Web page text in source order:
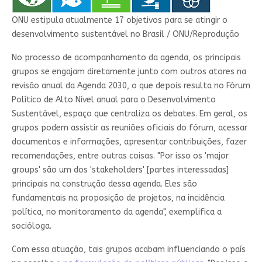
ONU estipula atualmente 17 objetivos para se atingir o
desenvolvimento sustentável no Brasil / ONU/Reprodução
No processo de acompanhamento da agenda, os principais
grupos se engajam diretamente junto com outros atores na
revisão anual da Agenda 2030, o que depois resulta no Fórum
Político de Alto Nível anual para o Desenvolvimento
Sustentável, espaço que centraliza os debates. Em geral, os
grupos podem assistir as reuniões oficiais do fórum, acessar
documentos e informações, apresentar contribuições, fazer
recomendações, entre outras coisas. "Por isso os 'major
groups' são um dos 'stakeholders' [partes interessadas]
principais na construção dessa agenda. Eles são
fundamentais na proposição de projetos, na incidência
política, no monitoramento da agenda", exemplifica a
socióloga.
Com essa atuação, tais grupos acabam influenciando o país